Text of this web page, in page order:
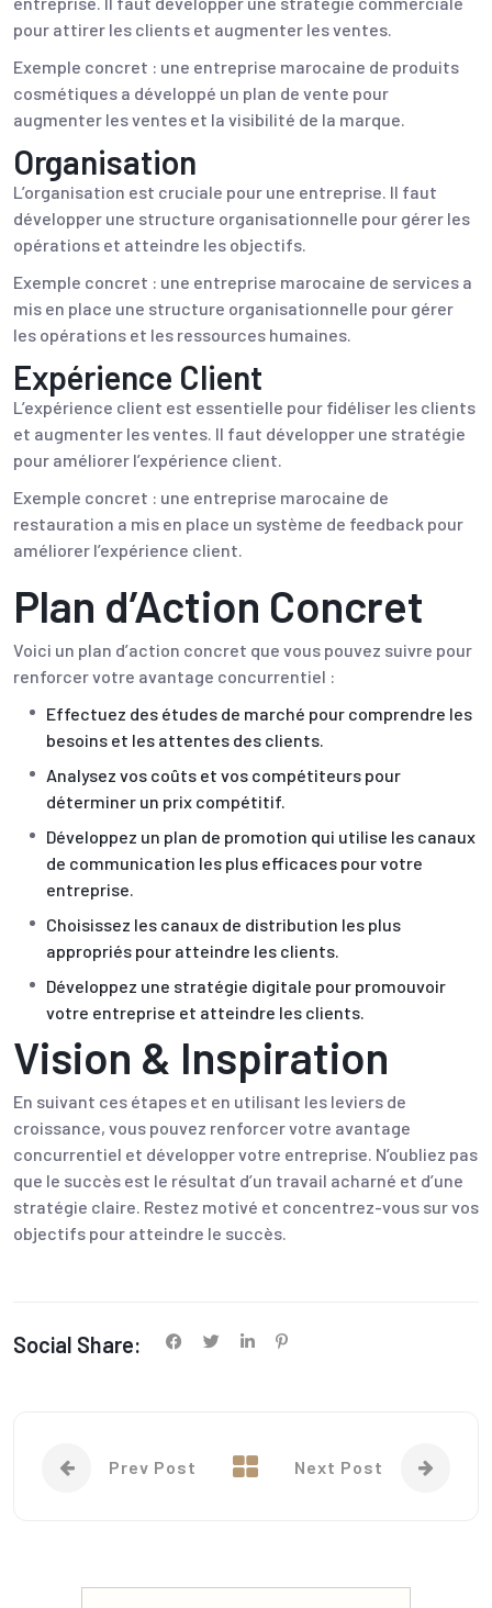
pour attirer les clients et augmenter les ventes.
Exemple concret : une entreprise marocaine de produits
cosmétiques a développé un plan de vente pour
augmenter les ventes et la visibilité de la marque.
Organisation
L’organisation est cruciale pour une entreprise. Il faut
développer une structure organisationnelle pour gérer les
opérations et atteindre les objectifs.
Exemple concret : une entreprise marocaine de services a
mis en place une structure organisationnelle pour gérer
les opérations et les ressources humaines.
Expérience Client
L’expérience client est essentielle pour fidéliser les clients
et augmenter les ventes. Il faut développer une stratégie
pour améliorer l’expérience client.
Exemple concret : une entreprise marocaine de
restauration a mis en place un système de feedback pour
améliorer l’expérience client.
Plan d’Action Concret
Voici un plan d’action concret que vous pouvez suivre pour
renforcer votre avantage concurrentiel :
Effectuez des études de marché pour comprendre les
besoins et les attentes des clients.
Analysez vos coûts et vos compétiteurs pour
déterminer un prix compétitif.
Développez un plan de promotion qui utilise les canaux
de communication les plus efficaces pour votre
entreprise.
Choisissez les canaux de distribution les plus
appropriés pour atteindre les clients.
Développez une stratégie digitale pour promouvoir
votre entreprise et atteindre les clients.
Vision & Inspiration
En suivant ces étapes et en utilisant les leviers de
croissance, vous pouvez renforcer votre avantage
concurrentiel et développer votre entreprise. N’oubliez pas
que le succès est le résultat d’un travail acharné et d’une
stratégie claire. Restez motivé et concentrez-vous sur vos
objectifs pour atteindre le succès.
Social Share:
Prev Post Next Post